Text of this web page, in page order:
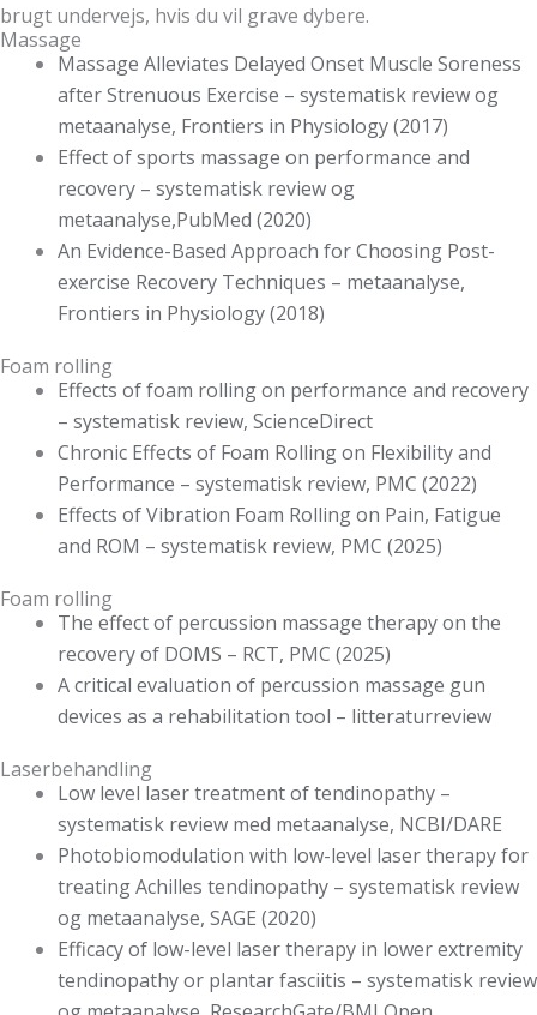
brugt undervejs, hvis du vil grave dybere.
Massage
Massage Alleviates Delayed Onset Muscle Soreness
after Strenuous Exercise – systematisk review og
metaanalyse, Frontiers in Physiology (2017)
Effect of sports massage on performance and
recovery – systematisk review og
metaanalyse,PubMed (2020)
An Evidence-Based Approach for Choosing Post-
exercise Recovery Techniques – metaanalyse,
Frontiers in Physiology (2018)
Foam rolling
Effects of foam rolling on performance and recovery
– systematisk review, ScienceDirect
Chronic Effects of Foam Rolling on Flexibility and
Performance – systematisk review, PMC (2022)
Effects of Vibration Foam Rolling on Pain, Fatigue
and ROM – systematisk review, PMC (2025)
Foam rolling
The effect of percussion massage therapy on the
recovery of DOMS – RCT, PMC (2025)
A critical evaluation of percussion massage gun
devices as a rehabilitation tool – litteraturreview
Laserbehandling
Low level laser treatment of tendinopathy –
systematisk review med metaanalyse, NCBI/DARE
Photobiomodulation with low-level laser therapy for
treating Achilles tendinopathy – systematisk review
og metaanalyse, SAGE (2020)
Efficacy of low-level laser therapy in lower extremity
tendinopathy or plantar fasciitis – systematisk review